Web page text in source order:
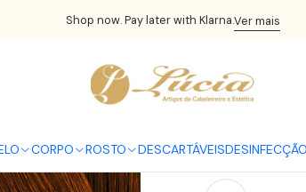
CORPO ROSTO DESCARTÁVEISDESINFECÇÃO
Shop now. Pay later with Klarna.Ver mais
Início CABELO Coloração Inoa Inoa 6.45
|
Inoa
Quantidade